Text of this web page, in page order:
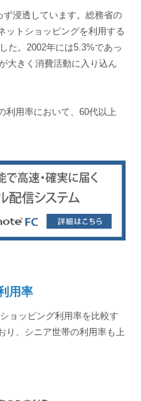
浸透しています。総務省の
ットショッピングを利用する
た。2002年には5.3%であっ
大きく消費活動に入り込ん
利用率において、60代以上
用率
ョッピング利用率を比較す
り、シニア世帯の利用率も上